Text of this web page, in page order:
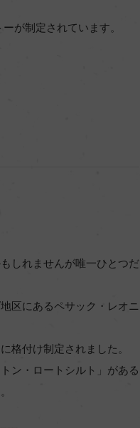
が制定されています。
しれませんが唯一ひとつだ
区にあるペサック・レオニ
格付け制定されました。
ン・ロートシルト」がある